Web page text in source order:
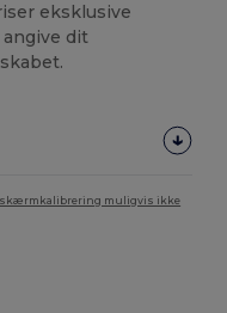
eksklusive
angive dit
skærmkalibrering muligvis ikke